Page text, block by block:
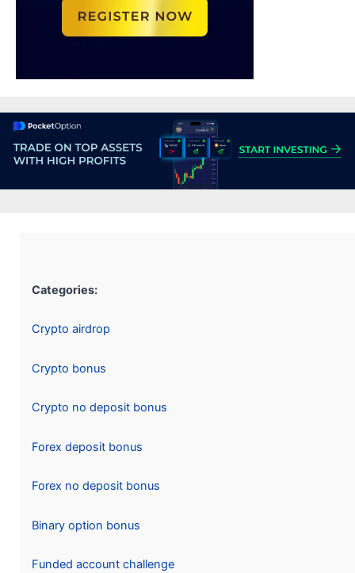
Categories:
Crypto airdrop
Crypto bonus
Crypto no deposit bonus
Forex deposit bonus
Forex no deposit bonus
Binary option bonus
Funded account challenge